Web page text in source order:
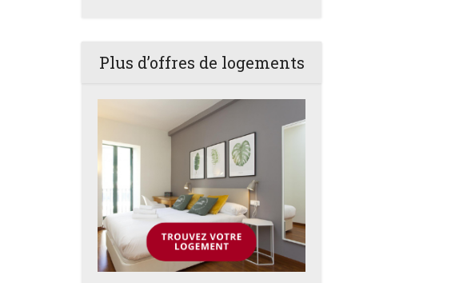
Plus d’offres de logements